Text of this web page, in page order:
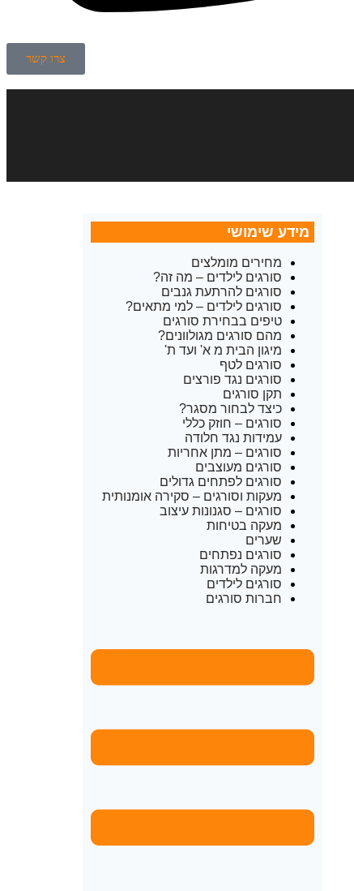
צרו קשר
מידע שימושי
מחירים מומלצים
סורגים לילדים – מה זה?
סורגים להרתעת גנבים
סורגים לילדים – למי מתאים?
טיפים בבחירת סורגים
מהם סורגים מגולוונים?
מיגון הבית מ א' ועד ת'
סורגים לטף
סורגים נגד פורצים
תקן סורגים
כיצד לבחור מסגר?
סורגים – חוזק כללי
עמידות נגד חלודה
סורגים – מתן אחריות
סורגים מעוצבים
סורגים לפתחים גדולים
מעקות וסורגים – סקירה אומנותית
סורגים – סגנונות עיצוב
מעקה בטיחות
שערים
סורגים נפתחים
מעקה למדרגות
סורגים לילדים
חברות סורגים